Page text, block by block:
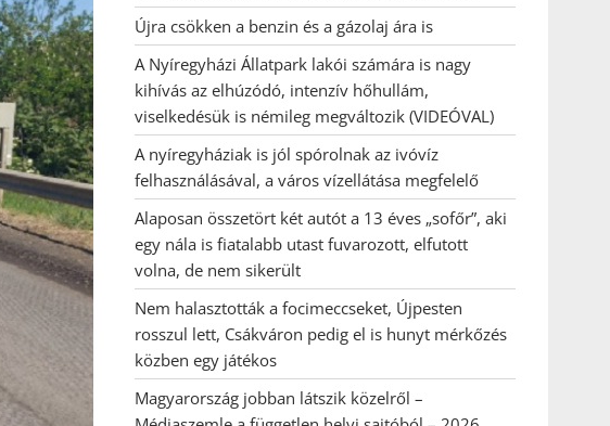
Újra csökken a benzin és a gázolaj ára is
A Nyíregyházi Állatpark lakói számára is nagy
kihívás az elhúzódó, intenzív hőhullám,
viselkedésük is némileg megváltozik (VIDEÓVAL)
A nyíregyháziak is jól spórolnak az ivóvíz
felhasználásával, a város vízellátása megfelelő
Alaposan összetört két autót a 13 éves „sofőr”, aki
egy nála is fiatalabb utast fuvarozott, elfutott
volna, de nem sikerült
Nem halasztották a focimeccseket, Újpesten
rosszul lett, Csákváron pedig el is hunyt mérkőzés
közben egy játékos
Magyarország jobban látszik közelről –